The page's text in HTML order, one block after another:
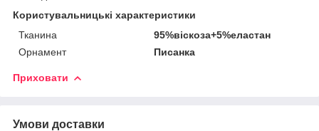
Користувальницькі характеристики
Тканина
95%віскоза+5%еластан
Орнамент
Писанка
Приховати
Умови доставки